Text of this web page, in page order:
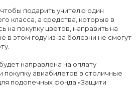
подарить учителю один
класса, а средства, которые в
на покупку цветов, направить на
в этом году из-за болезни не смогут
направлена на оплату
покупку авиабилетов в столичные
подопечных фонда «Защити